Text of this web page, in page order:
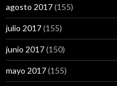
agosto 2017(155)
julio 2017(155)
junio 2017(150)
mayo 2017(155)